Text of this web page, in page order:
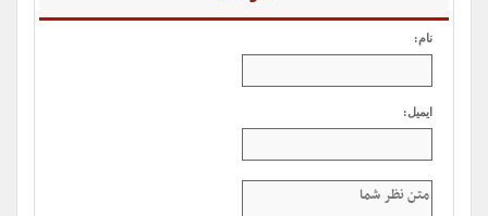
نام:
ایمیل: